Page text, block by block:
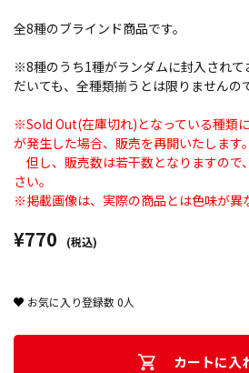
全8種のブラインド商品です。
※8種のうち1種がランダムに封入されて
だいても、全種類揃うとは限りませんの
※Sold Out(在庫切れ)となっている種類
が発生した場合、販売を再開いたします。
但し、販売数は若干数となりますので
さい。
※掲載画像は、実際の商品とは色味が異
¥770 (税込)
お気に入り登録数0人
カートに入